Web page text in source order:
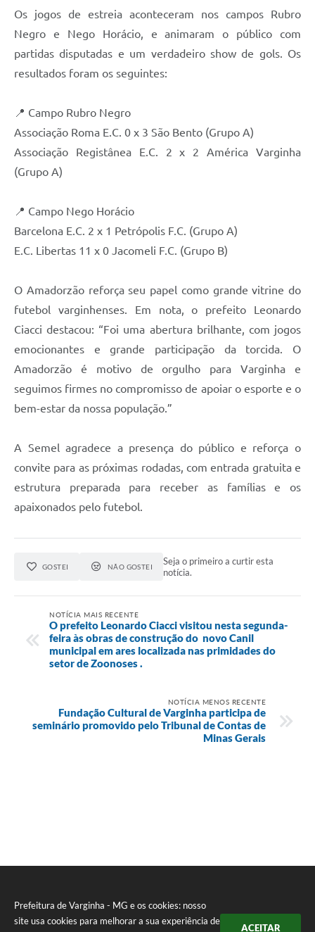
Prefeitura de Varginha - MG e os cookies: nosso
site usa cookies para melhorar a sua experiência de
ACEITAR
Os jogos de estreia aconteceram nos campos Rubro
Negro e Nego Horácio, e animaram o público com
partidas disputadas e um verdadeiro show de gols. Os
resultados foram os seguintes:
📍 Campo Rubro Negro
Associação Roma E.C. 0 x 3 São Bento (Grupo A)
Associação Registânea E.C. 2 x 2 América Varginha
(Grupo A)
📍 Campo Nego Horácio
Barcelona E.C. 2 x 1 Petrópolis F.C. (Grupo A)
E.C. Libertas 11 x 0 Jacomeli F.C. (Grupo B)
O Amadorzão reforça seu papel como grande vitrine do
futebol varginhenses. Em nota, o prefeito Leonardo
Ciacci destacou: “Foi uma abertura brilhante, com jogos
emocionantes e grande participação da torcida. O
Amadorzão é motivo de orgulho para Varginha e
seguimos firmes no compromisso de apoiar o esporte e o
bem-estar da nossa população.”
A Semel agradece a presença do público e reforça o
convite para as próximas rodadas, com entrada gratuita e
estrutura preparada para receber as famílias e os
apaixonados pelo futebol.
GOSTEI NÃO GOSTEI
Seja o primeiro a curtir esta
notícia.
NOTÍCIA MAIS RECENTE
O prefeito Leonardo Ciacci visitou nesta segunda-
feira às obras de construção do novo Canil
municipal em ares localizada nas primidades do
setor de Zoonoses .
NOTÍCIA MENOS RECENTE
Fundação Cultural de Varginha participa de
seminário promovido pelo Tribunal de Contas de
Minas Gerais